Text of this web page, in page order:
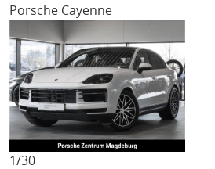
Porsche Cayenne
1/30